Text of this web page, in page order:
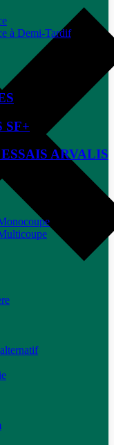
à Demi-Tardif
SF+
ARVALIS